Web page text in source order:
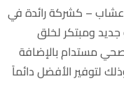
– كشركة رائدة في
ومبتكر لخلق
مستدام بالإضافة
لتوفير الأفضل دائماً